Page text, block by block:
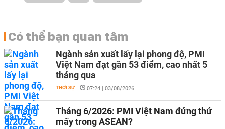
Có thể bạn quan tâm
Ngành sản xuất lấy lại phong độ, PMI
Việt Nam đạt gần 53 điểm, cao nhất 5
tháng qua
THỜI SỰ - 07:24 | 03/08/2026
Tháng 6/2026: PMI Việt Nam đứng thứ
mấy trong ASEAN?